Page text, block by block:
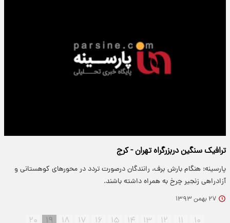
ترافیک سنگین دربزرگراه تهران - کرج
پارسینه: هنگام بارش برف، رانندگان درصورت تردد در محورهای کوهستانی و
آزادراهی زنجیر چرخ به همراه داشته باشند.
۲۷ بهمن ۱۳۹۳